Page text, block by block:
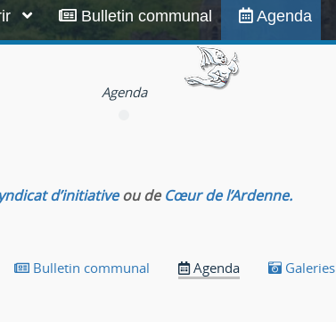
Bulletin communal Agenda
Agenda
d’initiativeou deCœur de l’Ardenne.
Bulletin communal Agenda Galeries